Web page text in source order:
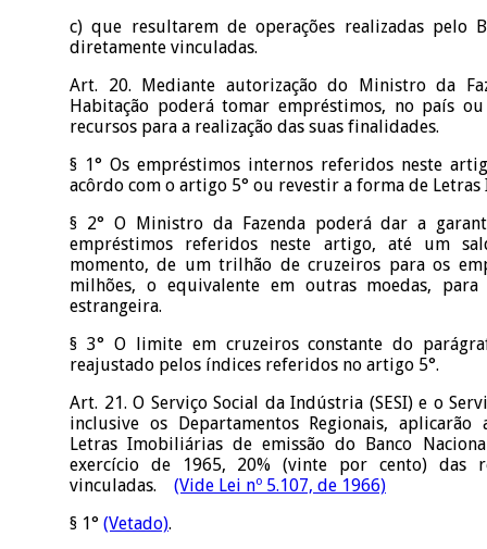
c) que resultarem de operações realizadas pelo
diretamente vinculadas.
Art. 20. Mediante autorização do Ministro da
Habitação poderá tomar empréstimos, no país
recursos para a realização das suas finalidades.
§ 1° Os empréstimos internos referidos neste
acôrdo com o artigo 5° ou revestir a forma de
§ 2° O Ministro da Fazenda poderá dar a
empréstimos referidos neste artigo, até um
momento, de um trilhão de cruzeiros para os
milhões, o equivalente em outras moedas,
estrangeira.
§ 3° O limite em cruzeiros constante do
reajustado pelos índices referidos no artigo 5°.
Art. 21. O Serviço Social da Indústria (SESI) e o
inclusive os Departamentos Regionais,
Letras Imobiliárias de emissão do Banco
exercício de 1965, 20% (vinte por cento) das
vinculadas. (Vide Lei nº 5.107, de 1966)
§ 1° (Vetado).